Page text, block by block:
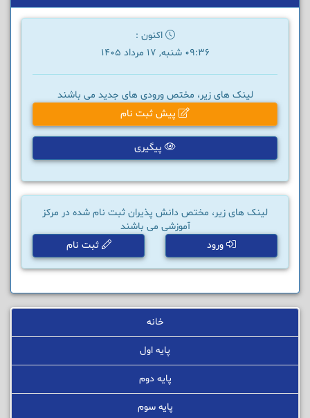
اکنون :
09:36 شنبه, 17 مرداد 1405
لینک های زیر، مختص ورودی های جدید می باشند
پیش ثبت نام
پیگیری
لینک های زیر، مختص دانش پذیران ثبت نام شده در مرکز
آموزشی می باشند
ورود
ثبت نام
خانه
پایه اول
پایه دوم
پایه سوم